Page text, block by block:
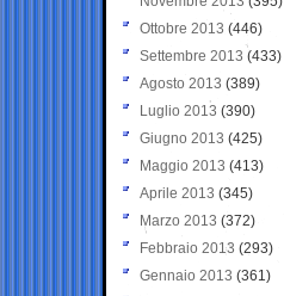
Ottobre 2013 (446)
Settembre 2013 (433)
Agosto 2013 (389)
Luglio 2013 (390)
Giugno 2013 (425)
Maggio 2013 (413)
Aprile 2013 (345)
Marzo 2013 (372)
Febbraio 2013 (293)
Gennaio 2013 (361)